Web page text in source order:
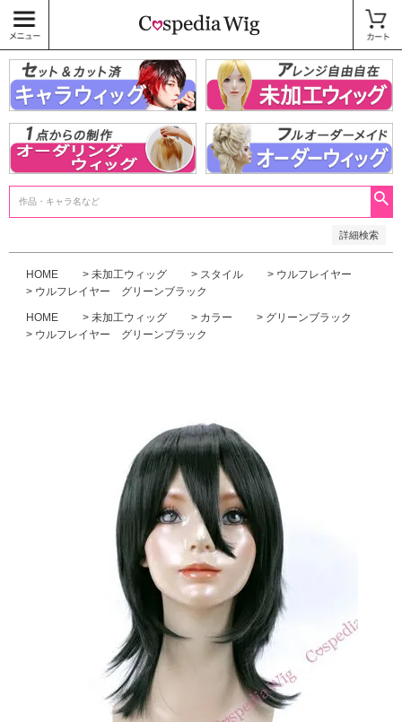
詳細検索
〜
商品タグ
キャラウィッグ
未加工ウィッグ
ベースウィッグ
衣装
SALE中
HOME 未加工ウィッグ スタイル
ウルフレイヤー
ウルフレイヤー グリーンブラック
HOME 未加工ウィッグ カラー
グリーンブラック
ウルフレイヤー グリーンブラック